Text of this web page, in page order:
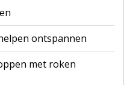
ontspannen
met roken